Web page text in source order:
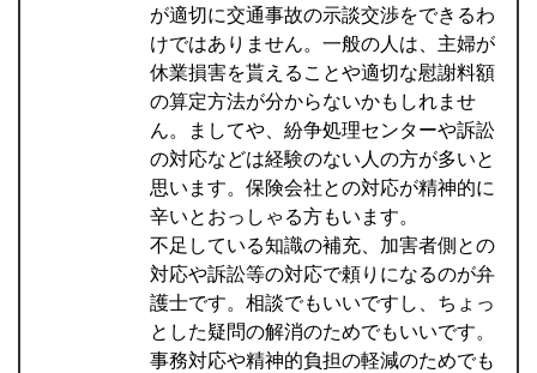
が適切に交通事故の示談交渉をできるわ
けではありません。一般の人は、主婦が
休業損害を貰えることや適切な慰謝料額
の算定方法が分からないかもしれませ
ん。ましてや、紛争処理センターや訴訟
の対応などは経験のない人の方が多いと
思います。保険会社との対応が精神的に
辛いとおっしゃる方もいます。
不足している知識の補充、加害者側との
対応や訴訟等の対応で頼りになるのが弁
護士です。相談でもいいですし、ちょっ
とした疑問の解消のためでもいいです。
事務対応や精神的負担の軽減のためでも